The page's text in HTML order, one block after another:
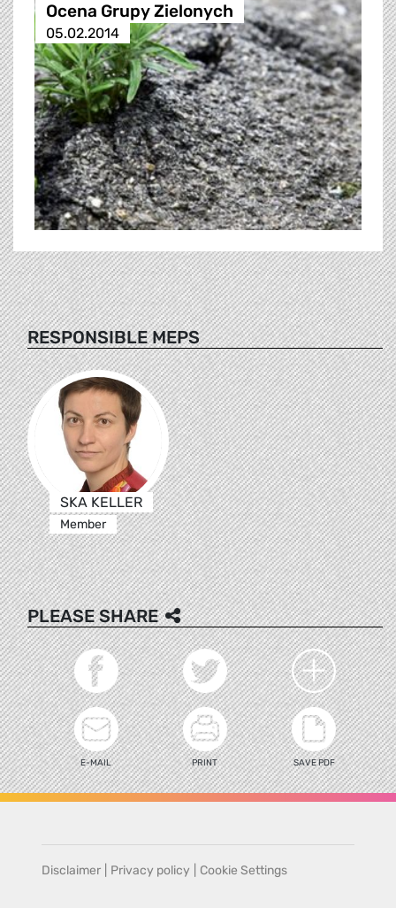
Ocena Grupy Zielonych
05.02.2014
RESPONSIBLE MEPS
SKA KELLER
Member
PLEASE SHARE
E-MAIL PRINT SAVE PDF
Disclaimer Privacy policy Cookie Settings